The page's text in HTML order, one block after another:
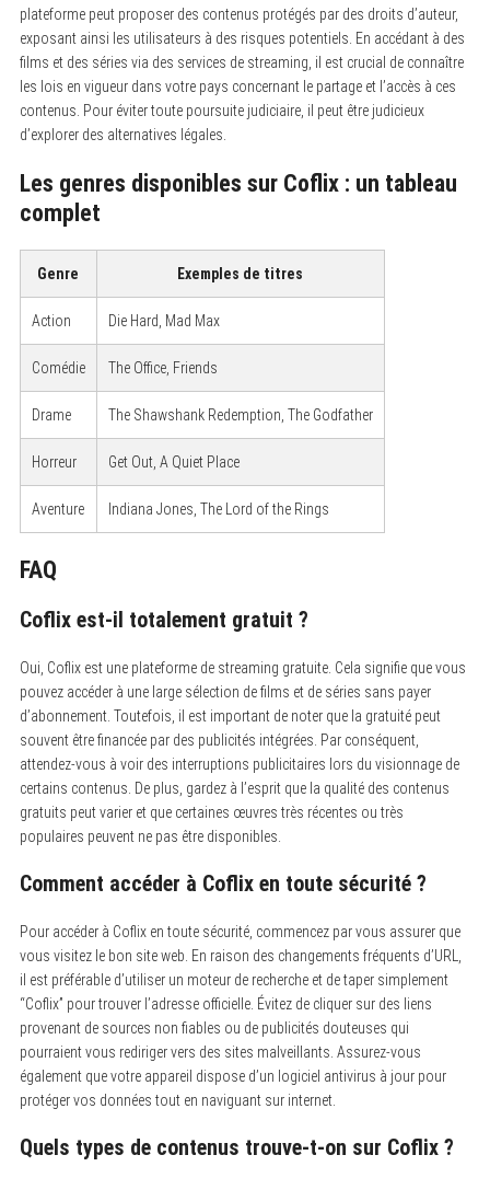
plateforme peut proposer des contenus protégés par des droits d’auteur,
exposant ainsi les utilisateurs à des risques potentiels. En accédant à des
films et des séries via des services de streaming, il est crucial de connaître
les lois en vigueur dans votre pays concernant le partage et l’accès à ces
contenus. Pour éviter toute poursuite judiciaire, il peut être judicieux
d’explorer des alternatives légales.
Les genres disponibles sur Coflix : un tableau
complet
Genre Exemples de titres
Action Die Hard, Mad Max
Comédie The Office, Friends
Drame The Shawshank Redemption, The Godfather
Horreur Get Out, A Quiet Place
Aventure Indiana Jones, The Lord of the Rings
FAQ
Coflix est-il totalement gratuit ?
Oui, Coflix est une plateforme de streaming gratuite. Cela signifie que vous
pouvez accéder à une large sélection de films et de séries sans payer
d’abonnement. Toutefois, il est important de noter que la gratuité peut
souvent être financée par des publicités intégrées. Par conséquent,
attendez-vous à voir des interruptions publicitaires lors du visionnage de
certains contenus. De plus, gardez à l’esprit que la qualité des contenus
gratuits peut varier et que certaines œuvres très récentes ou très
populaires peuvent ne pas être disponibles.
Comment accéder à Coflix en toute sécurité ?
Pour accéder à Coflix en toute sécurité, commencez par vous assurer que
vous visitez le bon site web. En raison des changements fréquents d’URL,
il est préférable d’utiliser un moteur de recherche et de taper simplement
“Coflix” pour trouver l’adresse officielle. Évitez de cliquer sur des liens
provenant de sources non fiables ou de publicités douteuses qui
pourraient vous rediriger vers des sites malveillants. Assurez-vous
également que votre appareil dispose d’un logiciel antivirus à jour pour
protéger vos données tout en naviguant sur internet.
Quels types de contenus trouve-t-on sur Coflix ?
S
e
a
c
h
: